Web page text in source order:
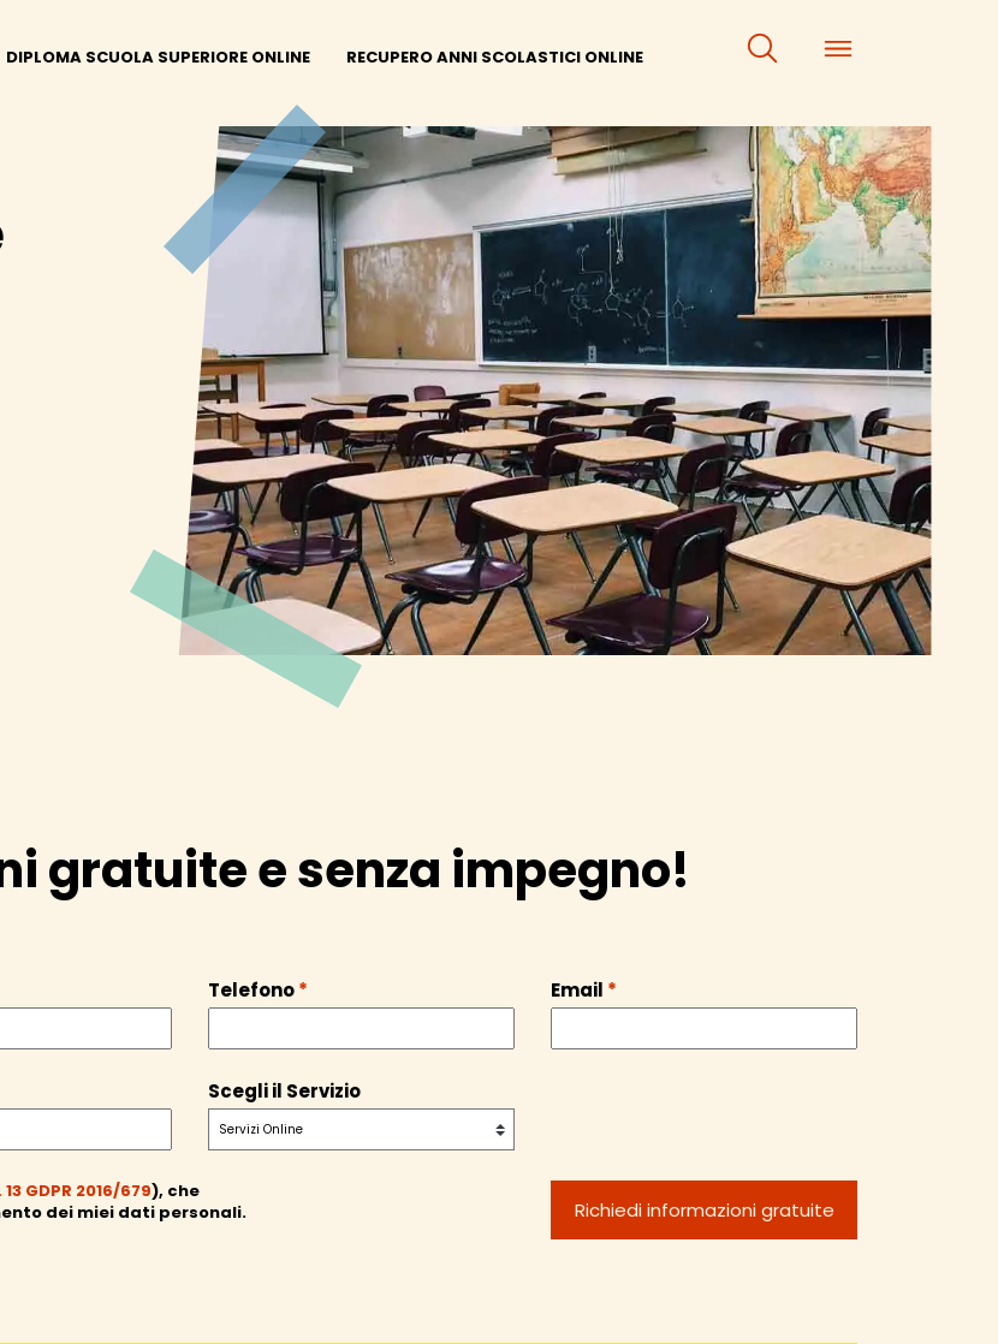
DIPLOMA SCUOLA SUPERIORE ONLINE RECUPERO ANNI SCOLASTICI ONLINE
gratuite e senza impegno!
Telefono* Email *
Scegli il Servizio
GDPR 2016/679), che
dei miei dati personali.